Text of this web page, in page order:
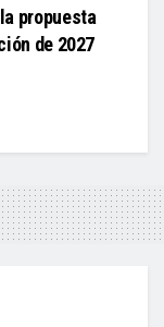
propuesta
de 2027